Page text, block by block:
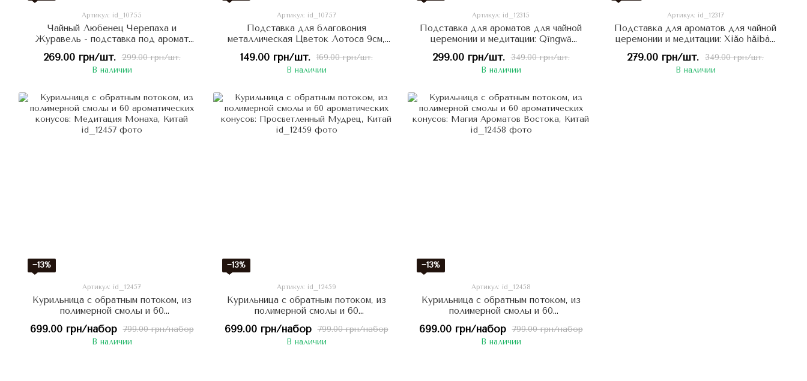
Артикул: id_10755
Чайный Любенец Черепаха и
Журавель - подставка под аромат
299.00 грн/шт.
269.00 грн/шт.
В наличии
Артикул: id_10757
Подставка для благовония
металлическая Цветок Лотоса 9см,
169.00 грн/шт.
149.00 грн/шт.
В наличии
Артикул: id_12315
Подставка для ароматов для чайной
церемонии и медитации: Qīngwā
Китай349.00 грн/шт.
299.00 грн/шт.
В наличии
Артикул: id_12317
Подставка для ароматов для чайной
церемонии и медитации: Xiǎo hǎibào
349.00 грн/шт.
279.00 грн/шт.
В наличии
−13%
Артикул: id_12457
Курильница с обратным потоком, из
полимерной смолы и 60
Монаха, Китай799.00 грн/набор
699.00 грн/набор
В наличии
−13%
Артикул: id_12459
Курильница с обратным потоком, из
полимерной смолы и 60
Просветленный Мудрец, Китай
799.00 грн/набор
699.00 грн/набор
В наличии
−13%
Артикул: id_12458
Курильница с обратным потоком, из
полимерной смолы и 60
Ароматов Востока, Китай
799.00 грн/набор
699.00 грн/набор
В наличии